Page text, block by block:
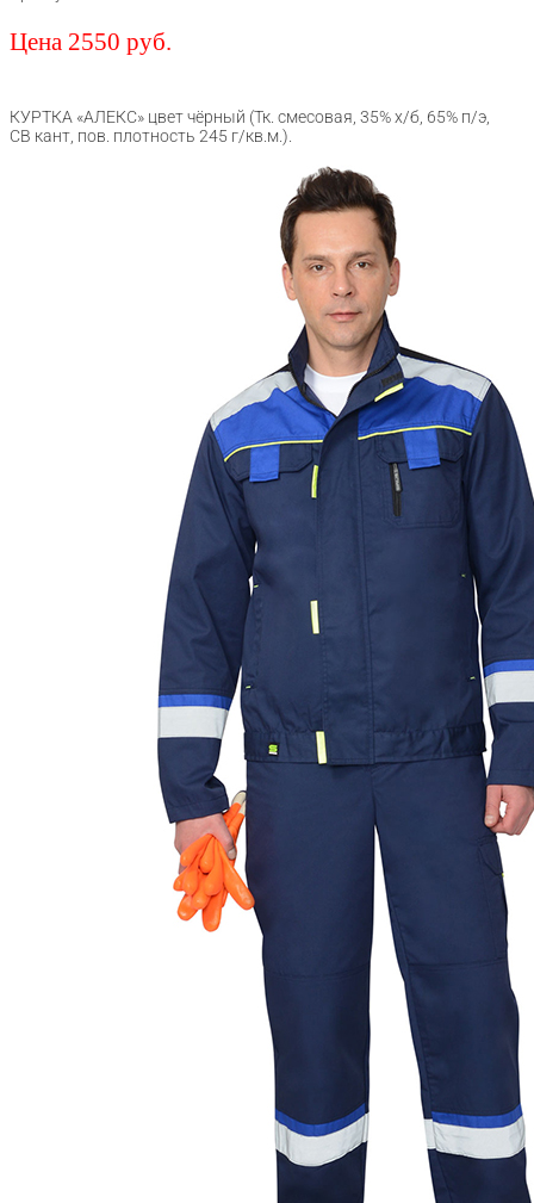
Цена 2550 руб.
КУРТКА «АЛЕКС» цвет чёрный (Тк. смесовая, 35% х/б, 65% п/э,
СВ кант, пов. плотность 245 г/кв.м.).